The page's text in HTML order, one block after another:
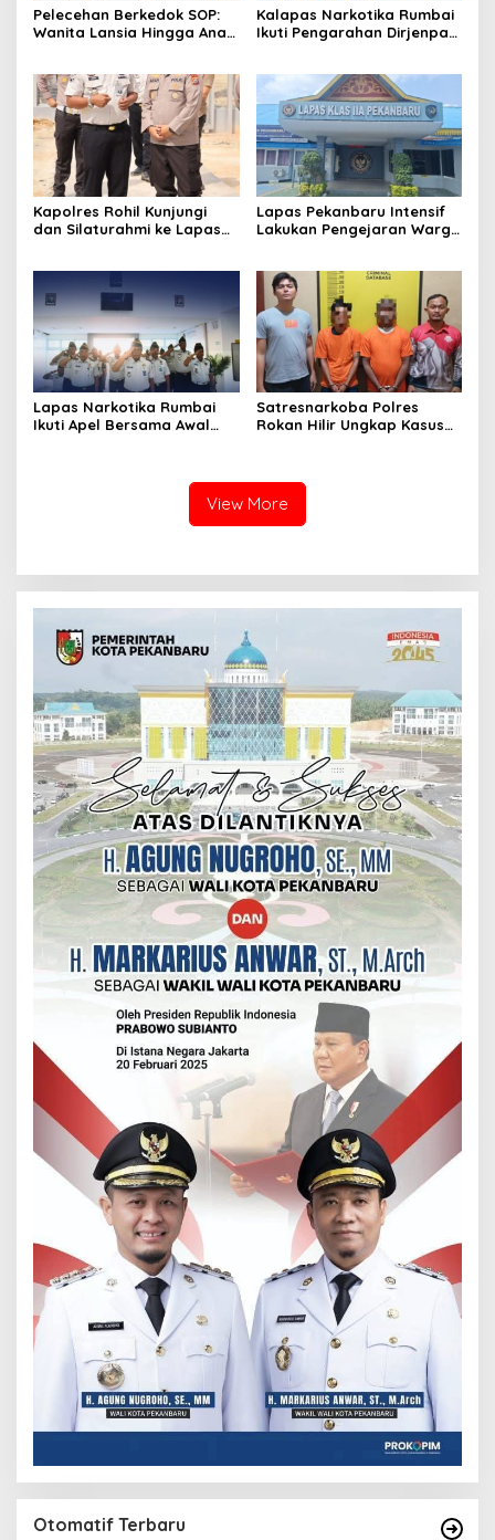
Pelecehan Berkedok SOP:
Wanita Lansia Hingga Anak
Copot Kalapas!
Kalapas Narkotika Rumbai
Ikuti Pengarahan Dirjenpas,
Agustus
Kapolres Rohil Kunjungi
dan Silaturahmi ke Lapas
Lapas Pekanbaru Intensif
Lakukan Pengejaran Warga
Lapas, Kanwil, dan
Kepolisian
Lapas Narkotika Rumbai
Ikuti Apel Bersama Awal
Satresnarkoba Polres
Rokan Hilir Ungkap Kasus
View More
Otomatif Terbaru